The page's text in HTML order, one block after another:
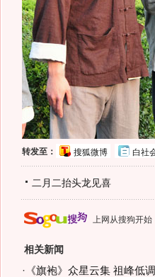
转发至： 搜狐微博 白社
二月二抬头龙见喜
上网从搜狗开始
相关新闻
· 《旗袍》众星云集 祖峰低